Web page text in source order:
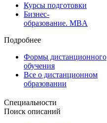
Курсы подготовки
Бизнес-
образование. MBA
Подробнее
Формы дистанционного
обучения
Все о дистанционном
образовании
Специальности
Поиск описаний